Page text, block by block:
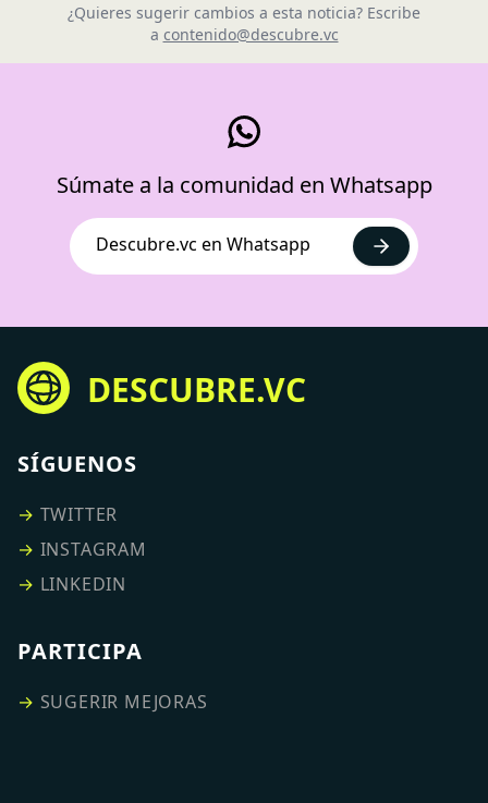
¿Quieres sugerir cambios a esta noticia? Escribe
a contenido@descubre.vc
Súmate a la comunidad en Whatsapp
Descubre.vc en Whatsapp
DESCUBRE.VC
SÍGUENOS
→ TWITTER
→ INSTAGRAM
→ LINKEDIN
PARTICIPA
→ SUGERIR MEJORAS